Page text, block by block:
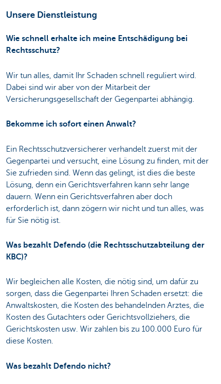
Unsere Dienstleistung
Wie schnell erhalte ich meine Entschädigung bei
Rechtsschutz?
Wir tun alles, damit Ihr Schaden schnell reguliert wird.
Dabei sind wir aber von der Mitarbeit der
Versicherungsgesellschaft der Gegenpartei abhängig.
Bekomme ich sofort einen Anwalt?
Ein Rechtsschutzversicherer verhandelt zuerst mit der
Gegenpartei und versucht, eine Lösung zu finden, mit der
Sie zufrieden sind. Wenn das gelingt, ist dies die beste
Lösung, denn ein Gerichtsverfahren kann sehr lange
dauern. Wenn ein Gerichtsverfahren aber doch
erforderlich ist, dann zögern wir nicht und tun alles, was
für Sie nötig ist.
Was bezahlt Defendo (die Rechtsschutzabteilung der
KBC)?
Wir begleichen alle Kosten, die nötig sind, um dafür zu
sorgen, dass die Gegenpartei Ihren Schaden ersetzt: die
Anwaltskosten, die Kosten des behandelnden Arztes, die
Kosten des Gutachters oder Gerichtsvollziehers, die
Gerichtskosten usw. Wir zahlen bis zu 100.000 Euro für
diese Kosten.
Was bezahlt Defendo nicht?